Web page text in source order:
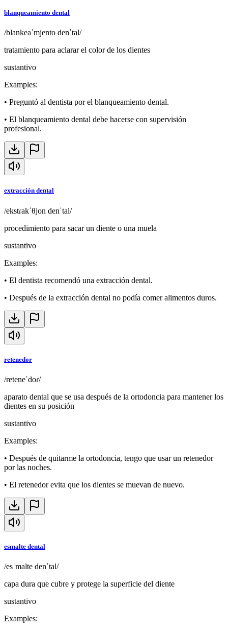
blanqueamiento dental
/blankeaˈmjento denˈtal/
tratamiento para aclarar el color de los dientes
sustantivo
Examples:
• Preguntó al dentista por el blanqueamiento dental.
• El blanqueamiento dental debe hacerse con supervisión
profesional.
extracción dental
/ekstɾakˈθjon denˈtal/
procedimiento para sacar un diente o una muela
sustantivo
Examples:
• El dentista recomendó una extracción dental.
• Después de la extracción dental no podía comer alimentos duros.
retenedor
/reteneˈdoɾ/
aparato dental que se usa después de la ortodoncia para mantener los
dientes en su posición
sustantivo
Examples:
• Después de quitarme la ortodoncia, tengo que usar un retenedor
por las noches.
• El retenedor evita que los dientes se muevan de nuevo.
esmalte dental
/esˈmalte denˈtal/
capa dura que cubre y protege la superficie del diente
sustantivo
Examples: